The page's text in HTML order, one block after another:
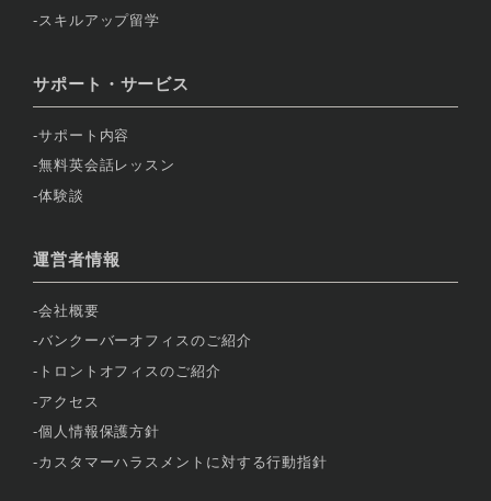
スキルアップ留学
サポート・サービス
サポート内容
無料英会話レッスン
体験談
運営者情報
会社概要
バンクーバーオフィスのご紹介
トロントオフィスのご紹介
アクセス
個人情報保護方針
カスタマーハラスメントに対する行動指針